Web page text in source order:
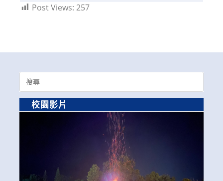
Post Views: 257
Search
for:
校園影片